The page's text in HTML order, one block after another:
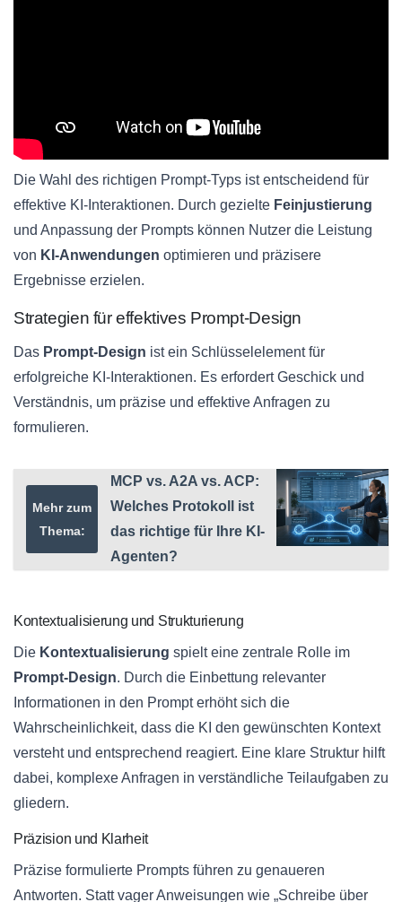
Die Wahl des richtigen Prompt-Typs ist entscheidend für
effektive KI-Interaktionen. Durch gezielte Feinjustierung
und Anpassung der Prompts können Nutzer die Leistung
von KI-Anwendungen optimieren und präzisere
Ergebnisse erzielen.
Strategien für effektives Prompt-Design
Das Prompt-Design ist ein Schlüsselelement für
erfolgreiche KI-Interaktionen. Es erfordert Geschick und
Verständnis, um präzise und effektive Anfragen zu
formulieren.
Mehr zum
Thema:
MCP vs. A2A vs. ACP:
Welches Protokoll ist
das richtige für Ihre KI-
Agenten?
Kontextualisierung und Strukturierung
Die Kontextualisierung spielt eine zentrale Rolle im
Prompt-Design. Durch die Einbettung relevanter
Informationen in den Prompt erhöht sich die
Wahrscheinlichkeit, dass die KI den gewünschten Kontext
versteht und entsprechend reagiert. Eine klare Struktur hilft
dabei, komplexe Anfragen in verständliche Teilaufgaben zu
gliedern.
Präzision und Klarheit
Präzise formulierte Prompts führen zu genaueren
Antworten. Statt vager Anweisungen wie „Schreibe über